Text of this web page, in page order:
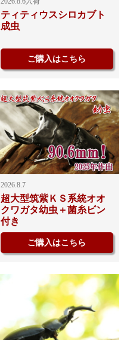
ティティウスシロカブト
成虫
ご購入はこちら
2026.8.7
超大型筑紫ＫＳ系統オオ
クワガタ幼虫＋菌糸ビン
付き
ご購入はこちら